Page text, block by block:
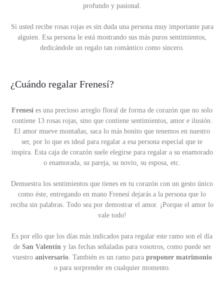
profundo y pasional.
Si usted recibe rosas rojas es sin duda una persona muy importante para
alguien. Esa persona le está mostrando sus más puros sentimientos,
dedicándole un regalo tan romántico como sincero.
¿Cuándo regalar Frenesí?
Frenesí es una precioso arreglo floral de forma de corazón que no solo
contiene 13 rosas rojas, sino que contiene sentimientos, amor e ilusión.
El amor mueve montañas, saca lo más bonito que tenemos en nuestro
ser, por lo que es ideal para regalar a esa persona especial que te
inspira. Esta caja de corazón suele elegirse para regalar a su enamorado
o enamorada, su pareja, su novio, su esposa, etc.
Demuestra los sentimientos que tienes en tu corazón con un gesto único
como éste, entregando en mano Frenesí dejarás a la persona que lo
reciba sin palabras. Todo sea por demostrar el amor. ¡Porque el amor lo
vale todo!
Es por ello que los días más indicados para regalar este ramo son el día
de San Valentíny las fechas señaladas para vosotros, como puede ser
vuestro aniversario. También es un ramo para proponer matrimonio
o para sorprender en cualquier momento.